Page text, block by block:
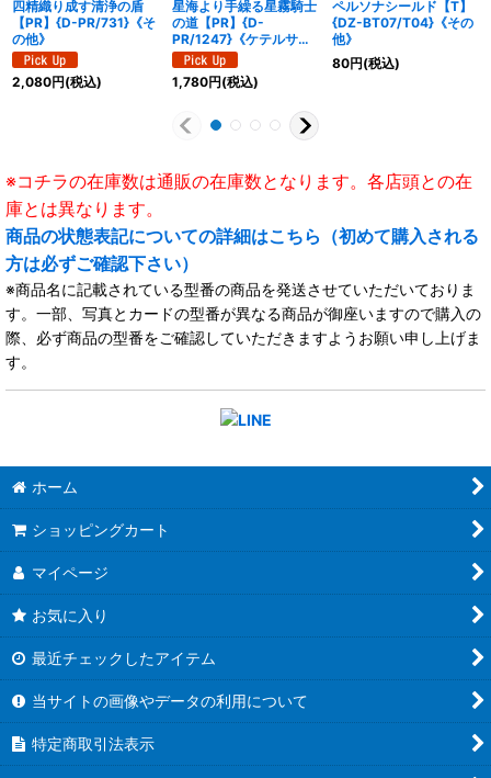
四精織り成す清浄の盾
【PR】{D-PR/731}《そ
の他》
2,080円(税込)
星海より手繰る星霧騎士
の道【PR】{D-
PR/1247}《ケテルサン
クチュアリ》
1,780円(税込)
ペルソナシールド【T】
{DZ-BT07/T04}《その
他》
80円(税込)
※コチラの在庫数は通販の在庫数となります。各店頭との在
庫とは異なります。
商品の状態表記についての詳細はこちら（初めて購入される
方は必ずご確認下さい）
※商品名に記載されている型番の商品を発送させていただいておりま
す。一部、写真とカードの型番が異なる商品が御座いますので購入の
際、必ず商品の型番をご確認していただきますようお願い申し上げま
す。
ホーム
ショッピングカート
マイページ
お気に入り
最近チェックしたアイテム
当サイトの画像やデータの利用について
特定商取引法表示